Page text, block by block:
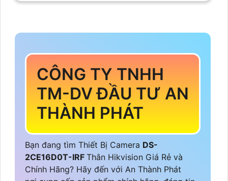
CÔNG TY TNHH
TM-DV ĐẦU TƯ AN
THÀNH PHÁT
Bạn đang tìm Thiết Bị Camera DS-
2CE16D0T-IRF Thân Hikvision Giá Rẻ và
Chính Hãng? Hãy đến với An Thành Phát